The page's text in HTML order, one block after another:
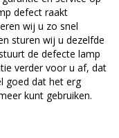
defect raakt
wij u zo snel
sturen wij u dezelfde
de defecte lamp
verder voor u af, dat
goed dat het erg
kunt gebruiken.